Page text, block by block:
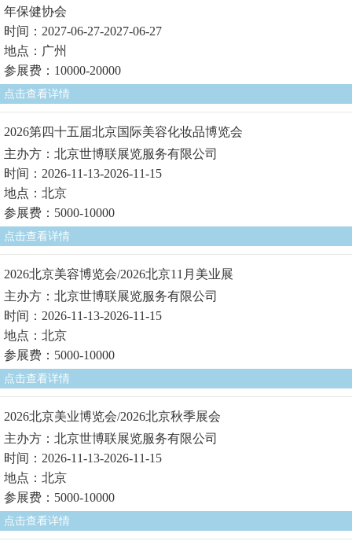
年保健协会
时间：2027-06-27-2027-06-27
地点：广州
参展费：10000-20000
点击查看详情
2026第四十五届北京国际美容化妆品博览会
主办方：北京世博联展览服务有限公司
时间：2026-11-13-2026-11-15
地点：北京
参展费：5000-10000
点击查看详情
2026北京美容博览会/2026北京11月美业展
主办方：北京世博联展览服务有限公司
时间：2026-11-13-2026-11-15
地点：北京
参展费：5000-10000
点击查看详情
2026北京美业博览会/2026北京秋季展会
主办方：北京世博联展览服务有限公司
时间：2026-11-13-2026-11-15
地点：北京
参展费：5000-10000
点击查看详情